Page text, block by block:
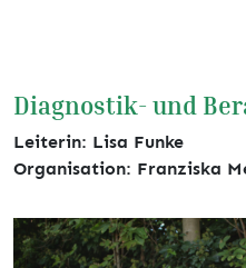
Diagnostik- und
Leiterin: Lisa Funke
Organisation: Franziska